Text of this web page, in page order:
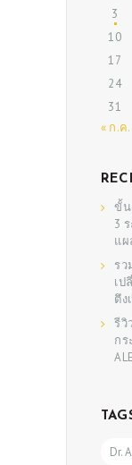
BEAUTY TIPS
PATIENT
PRE & POST
CONSULT &
3
10
17
24
31
« ก.ค.
ขั้น
3
แผ
รว
เป
ตึง
รีวิ
กร
Dr.